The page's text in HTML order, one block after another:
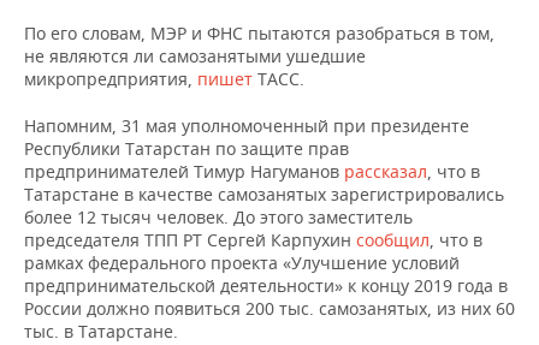
ОТКРЫТАЯ ЛЕКЦИЯ
БАСКЕТБОЛ
ВОЛЕЙБОЛ
КИБЕРСПОРТ
ФИГУРНОЕ КАТАНИЕ
ВОДНЫЕ ВИДЫ СПОРТА
ИНФРАСТРУКТУРА
ИСТОРИЯ
КУЛЬТУРА
МЕДИЦИНА
ОБРАЗОВАНИЕ
СПРАВОЧНИК
СПИСОК ПЕРСОН
СПИСОК КОМПАНИЙ
ПОЛНАЯ ВЕРСИЯ
По его словам, МЭР и ФНС пытаются разобраться в том,
не являются ли самозанятыми ушедшие
микропредприятия, пишет ТАСС.
Напомним, 31 мая уполномоченный при президенте
Республики Татарстан по защите прав
предпринимателей Тимур Нагуманов рассказал, что в
Татарстане в качестве самозанятых зарегистрировались
более 12 тысяч человек. До этого заместитель
председателя ТПП РТ Сергей Карпухин сообщил, что в
рамках федерального проекта «Улучшение условий
предпринимательской деятельности» к концу 2019 года в
России должно появиться 200 тыс. самозанятых, из них 60
тыс. в Татарстане.